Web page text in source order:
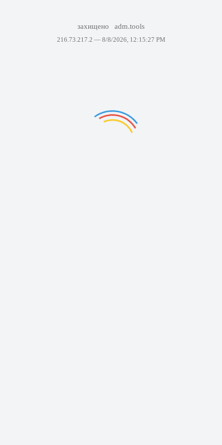
захищено adm.tools
216.73.217.2 — 8/8/2026, 12:15:27 PM